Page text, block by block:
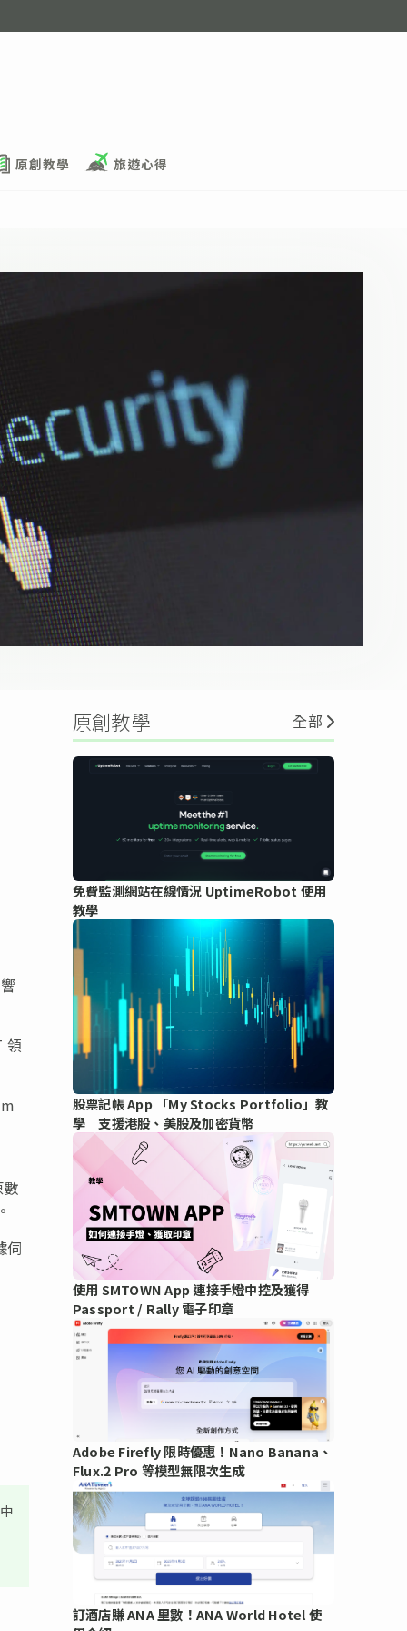
原創教學 旅遊心得
領
伺
原創教學 全部
免費監測網站在線情況 UptimeRobot 使用
教學
股票記帳 App 「My Stocks Portfolio」教
學 支援港股、美股及加密貨幣
使用 SMTOWN App 連接手燈中控及獲得
Passport / Rally 電子印章
Adobe Firefly 限時優惠！Nano Banana、
Flux.2 Pro 等模型無限次生成
訂酒店賺 ANA 里數！ANA World Hotel 使